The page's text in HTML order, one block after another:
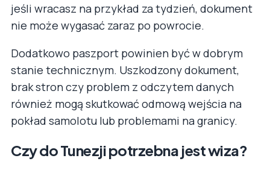
jeśli wracasz na przykład za tydzień, dokument
nie może wygasać zaraz po powrocie.
Dodatkowo paszport powinien być w dobrym
stanie technicznym. Uszkodzony dokument,
brak stron czy problem z odczytem danych
również mogą skutkować odmową wejścia na
pokład samolotu lub problemami na granicy.
Czy do Tunezji potrzebna jest wiza?